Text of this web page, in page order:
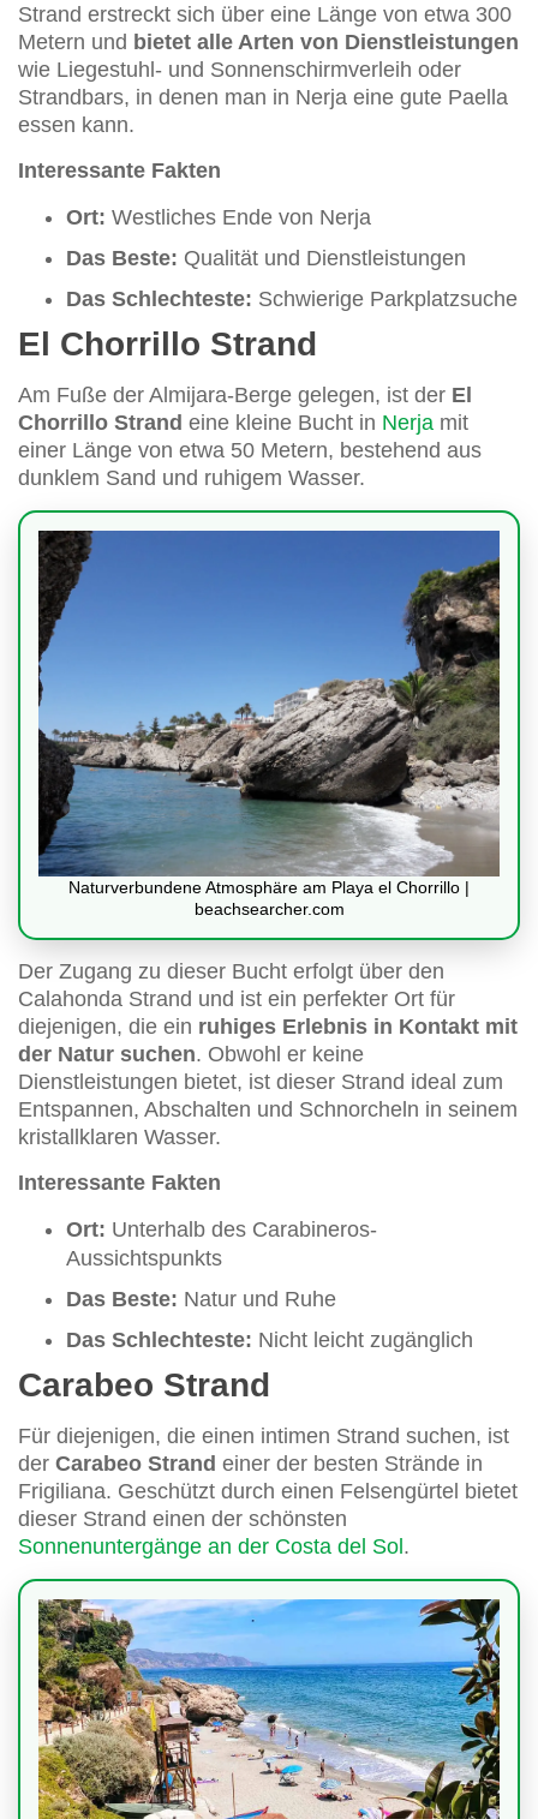
Strand erstreckt sich über eine Länge von etwa 300
Metern und bietet alle Arten von Dienstleistungen
wie Liegestuhl- und Sonnenschirmverleih oder
Strandbars, in denen man in Nerja eine gute Paella
essen kann.
Interessante Fakten
Ort: Westliches Ende von Nerja
Das Beste: Qualität und Dienstleistungen
Das Schlechteste: Schwierige Parkplatzsuche
El Chorrillo Strand
Am Fuße der Almijara-Berge gelegen, ist der El
Chorrillo Strand eine kleine Bucht in Nerja mit
einer Länge von etwa 50 Metern, bestehend aus
dunklem Sand und ruhigem Wasser.
Naturverbundene Atmosphäre am Playa el Chorrillo |
beachsearcher.com
Der Zugang zu dieser Bucht erfolgt über den
Calahonda Strand und ist ein perfekter Ort für
diejenigen, die ein ruhiges Erlebnis in Kontakt mit
der Natur suchen. Obwohl er keine
Dienstleistungen bietet, ist dieser Strand ideal zum
Entspannen, Abschalten und Schnorcheln in seinem
kristallklaren Wasser.
Interessante Fakten
Ort: Unterhalb des Carabineros-
Aussichtspunkts
Das Beste: Natur und Ruhe
Das Schlechteste: Nicht leicht zugänglich
Carabeo Strand
Für diejenigen, die einen intimen Strand suchen, ist
der Carabeo Strand einer der besten Strände in
Frigiliana. Geschützt durch einen Felsengürtel bietet
dieser Strand einen der schönsten
Sonnenuntergänge an der Costa del Sol.